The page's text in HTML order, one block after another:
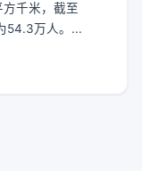
千米，截至
54.3万人。...